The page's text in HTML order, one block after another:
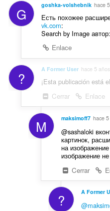
G goshka-volshebnik hace
Есть похожее
vk.com:
Search by Image
Enlace
? A Former User hace 5 años
¡Esta publicación está
Cerrar
Enlace
M maksimoff7 hace
@sashaloki
картинок,
на
изображение
Cerrar
? A Former